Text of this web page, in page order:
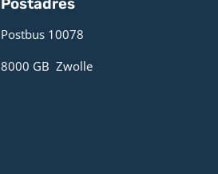
Postadres
Postbus 10078 ­
8000 GB ­ Zwolle